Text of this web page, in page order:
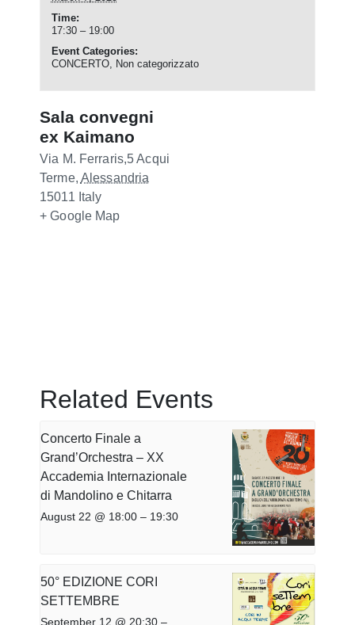
Time:
17:30 – 19:00
Event Categories:
CONCERTO, Non categorizzato
Sala convegni
ex Kaimano
Via M. Ferraris,5Acqui
Terme, Alessandria
15011 Italy
+ Google Map
Related Events
Concerto Finale a
Grand’Orchestra – XX
Accademia Internazionale
di Mandolino e Chitarra
August 22 @ 18:00 – 19:30
50° EDIZIONE CORI
SETTEMBRE
September 12 @ 20:30 –